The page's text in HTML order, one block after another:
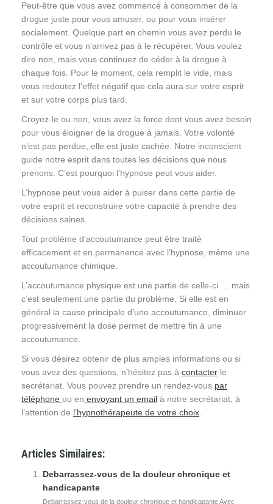
Peut-être que vous avez commencé à consommer de la
drogue juste pour vous amuser, ou pour vous insérer
socialement. Quelque part en chemin vous avez perdu le
contrôle et vous n’arrivez pas à le récupérer. Vous voulez
dire non, mais vous continuez de céder à la drogue à
chaque fois. Pour le moment, cela remplit le vide, mais
vous redoutez l’effet négatif que cela aura sur votre esprit
et sur votre corps plus tard.
Croyez-le ou non, vous avez la force dont vous avez besoin
pour vous éloigner de la drogue à jamais. Votre volonté
n’est pas perdue, elle est juste cachée. Notre inconscient
guide notre esprit dans toutes les décisions que nous
prenons. C’est pourquoi l’hypnose peut vous aider.
L’hypnose peut vous aider à puiser dans cette partie de
votre esprit et reconstruire votre capacité à prendre des
décisions saines.
Tout problème d’accoutumance peut être traité
efficacement et en permanence avec l’hypnose, même une
accoutumance chimique.
L’accoutumance physique est une partie de celle-ci … mais
c’est seulement une partie du problème. Si elle est en
général la cause principale d’une accoutumance, diminuer
progressivement la dose permet de mettre fin à une
accoutumance.
Si vous désirez obtenir de plus amples informations ou si
vous avez des questions, n’hésitez pas à contacter le
secrétariat. Vous pouvez prendre un rendez-vous par
téléphone ou en envoyant un email à notre secrétariat, à
l’attention de l’hypnothérapeute de votre choix
Articles Similaires:
Debarrassez-vous de la douleur chronique et
handicapante
Debarrassez-vous de la douleur chronique et handicapante Avec